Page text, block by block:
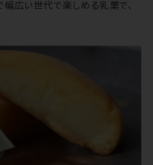
広い世代で楽しめる乳菓で、